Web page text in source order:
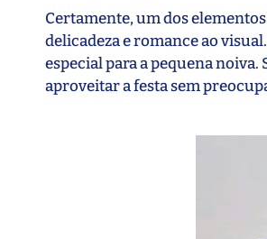
Certamente, um dos
delicadeza e romance ao
especial para a pequena
aproveitar a festa sem